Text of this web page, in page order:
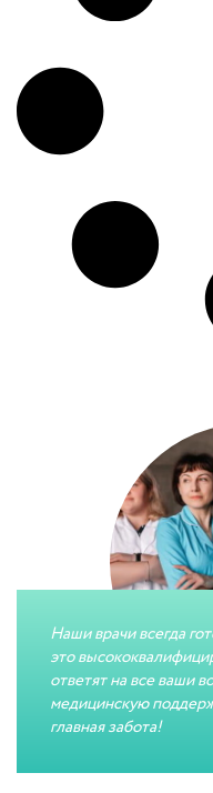
Наши врачи всегда
это
ответят на все ваши
медицинскую
главная забота!